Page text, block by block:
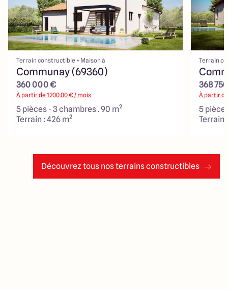
Terrain constructible + Maison à
Communay (69360)
360 000 €
À partir de1200.00€ / mois
5 pièces - 3 chambres . 90 m²
Terrain : 426 m²
Terrain
368
À partir
5
Terrain
Découvrez tous nos terrains constructibles